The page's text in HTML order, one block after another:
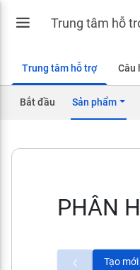
Trung tâm hỗ
Trung tâm hỗ trợ Câu
Bắt đầu Sản phẩm
PHÂN
Tạo